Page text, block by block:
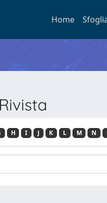
Home
H I J K L M N